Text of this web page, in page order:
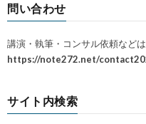
問い合わせ
講演・執筆・コンサル依頼などは
https://note272.net/
サイト内検索